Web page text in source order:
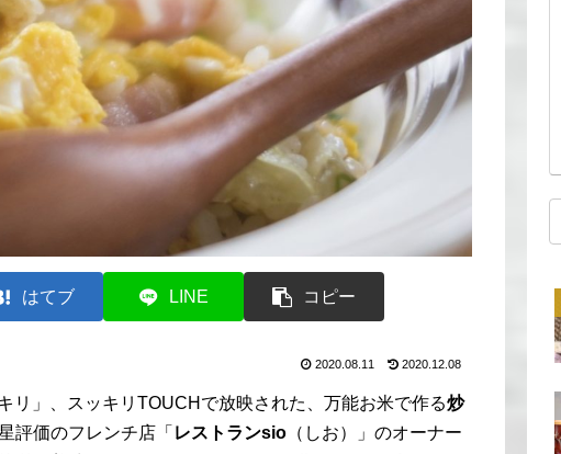
はてブ LINE コピー
2020.08.11 2020.12.08
リ」、スッキリTOUCHで放映された、万能お米で作る炒
評価のフレンチ店「 レストランsio （しお）」のオーナー